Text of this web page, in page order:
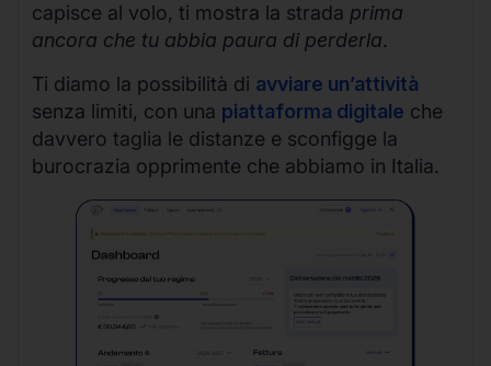
capisce al volo, ti mostra la strada prima
ancora che tu abbia paura di perderla.
Ti diamo la possibilità di avviare un’attività
senza limiti, con una piattaforma digitale che
davvero taglia le distanze e sconfigge la
burocrazia opprimente che abbiamo in Italia.